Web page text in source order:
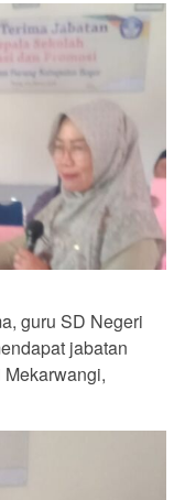
guru SD Negeri
jabatan